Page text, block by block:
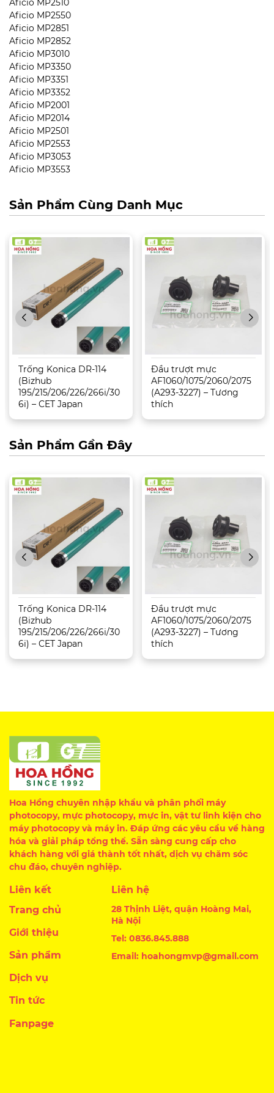
Aficio MP2510
Aficio MP2550
Aficio MP2851
Aficio MP2852
Aficio MP3010
Aficio MP3350
Aficio MP3351
Aficio MP3352
Aficio MP2001
Aficio MP2014
Aficio MP2501
Aficio MP2553
Aficio MP3053
Aficio MP3553
Sản Phẩm Cùng Danh Mục
Trống Konica DR-114
(Bizhub
195/215/206/226/266i/30
6i) – CET Japan
Đầu trượt mực
AF1060/1075/2060/2075
(A293-3227) – Tương
thích
Sản Phẩm Gần Đây
Trống Konica DR-114
(Bizhub
195/215/206/226/266i/30
6i) – CET Japan
Đầu trượt mực
AF1060/1075/2060/2075
(A293-3227) – Tương
thích
Hoa Hồng chuyên nhập khẩu và phân phối máy
photocopy, mực photocopy, mực in, vật tư linh kiện cho
máy photocopy và máy in. Đáp ứng các yêu cầu về hàng
hóa và giải pháp tổng thể. Sẵn sàng cung cấp cho
khách hàng với giá thành tốt nhất, dịch vụ chăm sóc
chu đáo, chuyên nghiệp.
Liên kết
Trang chủ
Giới thiệu
Sản phẩm
Dịch vụ
Tin tức
Liên hệ
28 Thịnh Liệt, quận Hoàng Mai,
Hà Nội
Tel: 0836.845.888
Email: hoahongmvp@gmail.com
Fanpage